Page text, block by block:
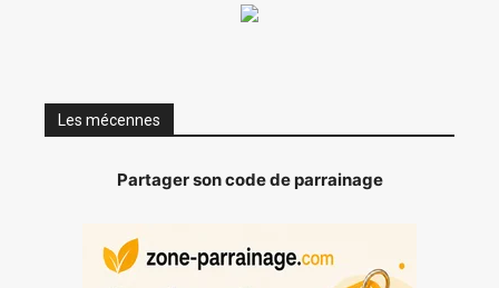
Les mécennes
Partager son code de parrainage